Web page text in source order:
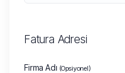
Fatura Adresi
Firma Adı (Opsiyonel)